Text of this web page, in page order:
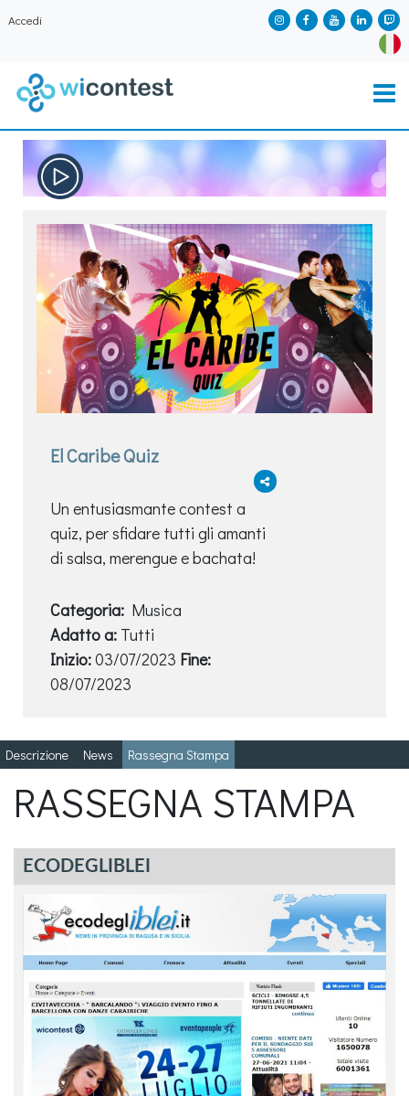
Accedi
El Caribe Quiz
Un entusiasmante contest a
quiz, per sfidare tutti gli amanti
di salsa, merengue e bachata!
Categoria: Musica
Adatto a: Tutti
Inizio:03/07/2023 Fine:
08/07/2023
Descrizione News Rassegna Stampa
RASSEGNA STAMPA
ECODEGLIBLEI